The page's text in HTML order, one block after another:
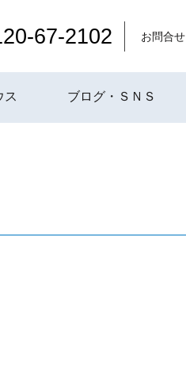
67-2102 お問合せ
ス ブログ・ＳＮＳ